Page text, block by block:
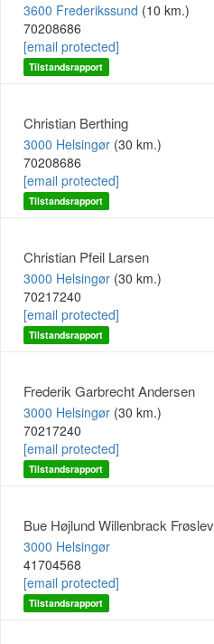
3600 Frederikssund (10 km.)
70208686
[email protected]
Tilstandsrapport
Christian Berthing
3000 Helsingør (30 km.)
70208686
[email protected]
Tilstandsrapport
Christian Pfeil Larsen
3000 Helsingør (30 km.)
70217240
[email protected]
Tilstandsrapport
Frederik Garbrecht Andersen
3000 Helsingør (30 km.)
70217240
[email protected]
Tilstandsrapport
Bue Højlund Willenbrack Frøslev
3000 Helsingør
41704568
[email protected]
Tilstandsrapport